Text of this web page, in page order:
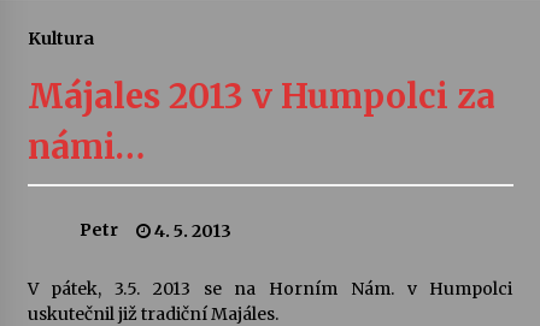
Sukuba Ensemble
4. 8. 2026
kapkou
Veselí muzikanti
30. 7. 2026
Kultura
Májales 2013 v Humpolci za
námi…
Petr 4. 5. 2013
V pátek, 3.5. 2013 se na Horním Nám. v Humpolci
uskutečnil již tradiční Majáles.